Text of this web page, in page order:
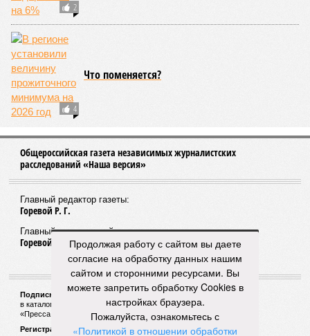
2
4
Что поменяется?
Общероссийская газета независимых журналистских
расследований «Наша версия»
Главный редактор газеты:
Горевой Р. Г.
Главный редактор сайта:
Горевой Р. Г.
Подписной индекс газеты «Наша версия»:
в каталоге «Почта России» —99266
«Пресса России» (зелёный) —41522
Регистрационный номер Роскомнадзора
Продолжая работу с сайтом вы даете
согласие на обработку данных нашим
сайтом и сторонними ресурсами. Вы
можете запретить обработку Cookies в
настройках браузера.
Пожалуйста, ознакомьтесь с
«Политикой в отношении обработки